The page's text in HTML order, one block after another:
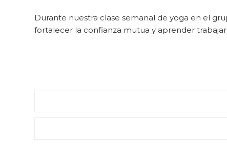
Durante nuestra clase semanal de yoga en el
fortalecer la confianza mutua y aprender trabajar